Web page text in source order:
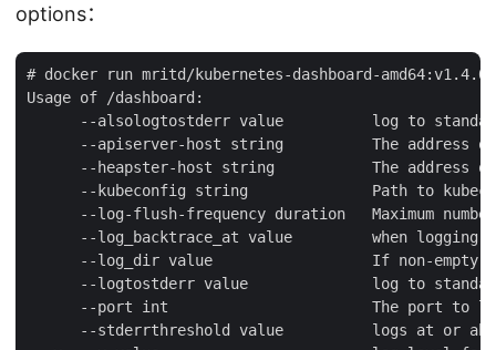
options：
# docker run mritd/kubernetes-dashboard-
Usage of /dashboard:
--alsologtostderr value          log to
--apiserver-host string          The address
--heapster-host string           The address
--kubeconfig string              Path to
--log-flush-frequency duration   Maximum
--log_backtrace_at value         when logging
--log_dir value                  If non-
--logtostderr value              log to
--port int                       The port to
--stderrthreshold value          logs at or